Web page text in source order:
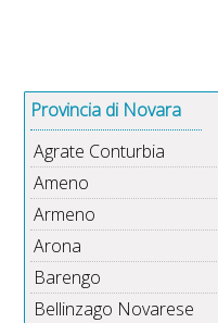
Provincia di Novara
Agrate Conturbia
Ameno
Armeno
Arona
Barengo
Bellinzago Novarese